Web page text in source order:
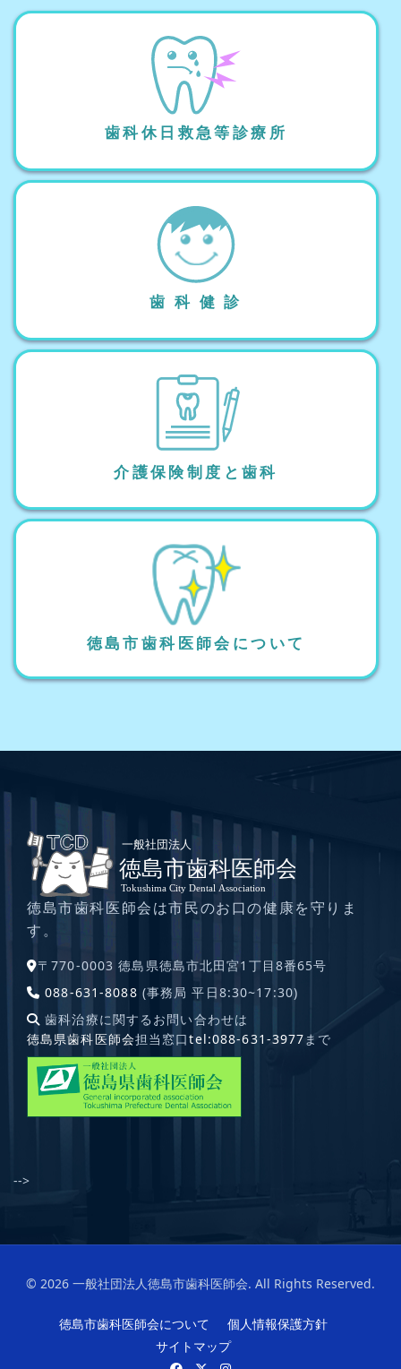
歯科休日救急等診療所
歯 科 健 診
介護保険制度と歯科
徳島市歯科医師会について
徳島市歯科医師会は市民のお口の健康を守りま
す。
〒770-0003 徳島県徳島市北田宮1丁目8番65号
088-631-8088 (事務局 平日8:30~17:30)
歯科治療に関するお問い合わせは
徳島県歯科医師会担当窓口tel:088-631-3977まで
-->
© 2026 一般社団法人徳島市歯科医師会. All Rights Reserved.
徳島市歯科医師会について
個人情報保護方針
サイトマップ